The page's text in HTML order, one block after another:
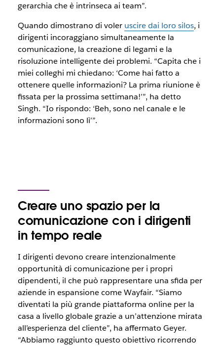
gerarchia che è intrinseca ai team”.
Quando dimostrano di voler uscire dai loro silos, i
dirigenti incoraggiano simultaneamente la
comunicazione, la creazione di legami e la
risoluzione intelligente dei problemi. “Capita che i
miei colleghi mi chiedano: ‘Come hai fatto a
ottenere quelle informazioni? La prima riunione è
fissata per la prossima settimana!’”, ha detto
Singh. “Io rispondo: ‘Beh, sono nel canale e le
informazioni sono lì’”.
Creare uno spazio per la
comunicazione con i dirigenti
in tempo reale
I dirigenti devono creare intenzionalmente
opportunità di comunicazione per i propri
dipendenti, il che può rappresentare una sfida per
aziende in espansione come Wayfair. “Siamo
diventati la più grande piattaforma online per la
casa a livello globale grazie a un’attenzione mirata
all’esperienza del cliente”, ha affermato Geyer.
“Abbiamo raggiunto questo obiettivo ricorrendo